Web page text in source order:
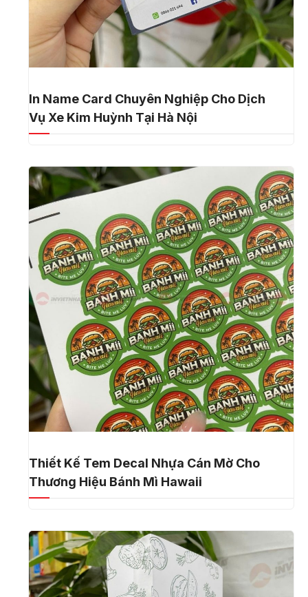
In Name Card Chuyên Nghiệp Cho Dịch
Vụ Xe Kim Huỳnh Tại Hà Nội
Thiết Kế Tem Decal Nhựa Cán Mờ Cho
Thương Hiệu Bánh Mì Hawaii